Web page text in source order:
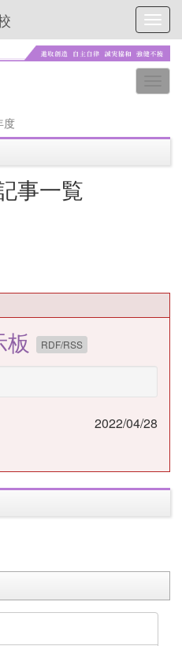
度
事一覧
RDF/RSS
2022/04/28